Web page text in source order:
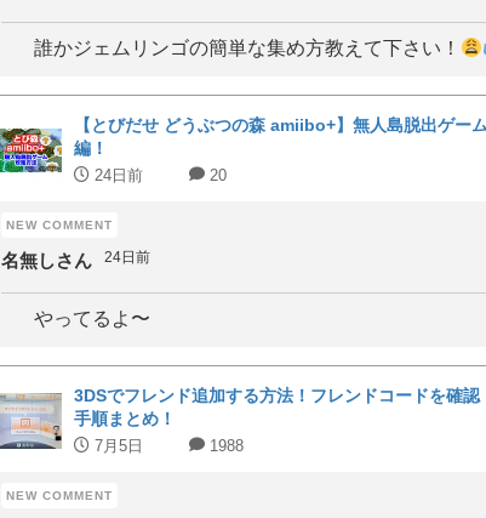
誰かジェムリンゴの簡単な集め方教えて下さい！
【とびだせ どうぶつの森 amiibo+】無人島脱出ゲー
編！
24日前 20
名無しさん 24日前
やってるよ〜
3DSでフレンド追加する方法！フレンドコードを確認
手順まとめ！
7月5日 1988